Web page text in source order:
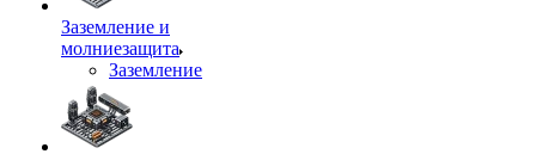
Заземление и
молниезащита
Заземление